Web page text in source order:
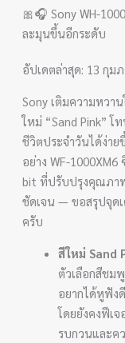
🎀🎧 Sony WH-
ละมุนขึ้นอีกระดับ
อัปเดตล่าสุด: 13 กุม
Sony เติมความหวา
ใหม่ “Sand Pink”
ชีวิตประจำวันได้ง่า
อย่าง WF-
bit ที่ปรับปรุงคุณภาพ
ชัดเจน — ขอสรุปจุดเ
ครับ
สีใหม่ Sand
ตัวเลือกสีชม
อยากได้หูฟัง
โดยยังคงฟีเจ
รบกวนและค